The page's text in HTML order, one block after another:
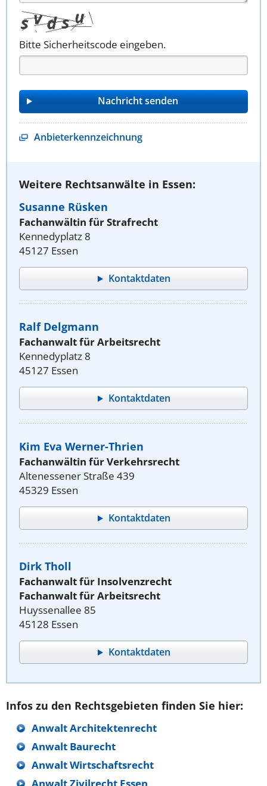
Bitte Sicherheitscode eingeben.
Anbieterkennzeichnung
Weitere Rechtsanwälte in Essen:
Susanne Rüsken
Fachanwältin für Strafrecht
Kennedyplatz 8
45127 Essen
Kontaktdaten
Ralf Delgmann
Fachanwalt für Arbeitsrecht
Kennedyplatz 8
45127 Essen
Kontaktdaten
Kim Eva Werner-Thrien
Fachanwältin für Verkehrsrecht
Altenessener Straße 439
45329 Essen
Kontaktdaten
Dirk Tholl
Fachanwalt für Insolvenzrecht
Fachanwalt für Arbeitsrecht
Huyssenallee 85
45128 Essen
Kontaktdaten
Infos zu den Rechtsgebieten finden Sie hier:
Anwalt Architektenrecht
Anwalt Baurecht
Anwalt Wirtschaftsrecht